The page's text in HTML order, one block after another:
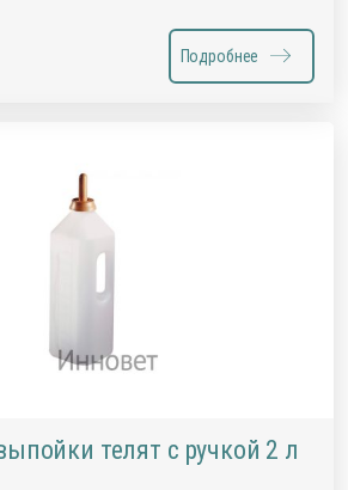
Подробнее
телят с ручкой 2 л